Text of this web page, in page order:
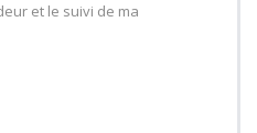
et le suivi de ma